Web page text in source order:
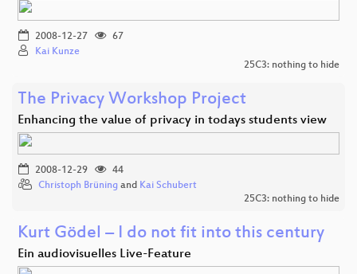
2008-12-27
67
Kai Kunze
25C3: nothing to hide
The Privacy Workshop Project
Enhancing the value of privacy in todays students view
2008-12-29
44
Christoph Brüning and Kai Schubert
25C3: nothing to hide
Kurt Gödel – I do not fit into this century
Ein audiovisuelles Live-Feature